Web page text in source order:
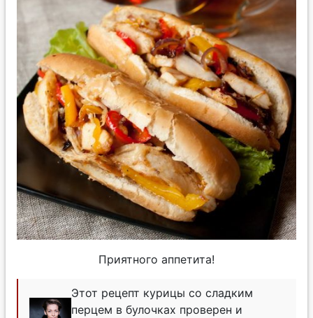
Приятного аппетита!
Этот рецепт курицы со сладким
перцем в булочках проверен и